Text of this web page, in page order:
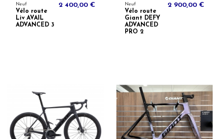
Neuf
Vélo route
Liv AVAIL
ADVANCED 3
2 400,00 € Neuf
Vélo route
Giant DEFY
ADVANCED
PRO 2
2 900,00 €